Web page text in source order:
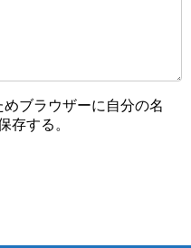
ブラウザーに自分の名
存する。